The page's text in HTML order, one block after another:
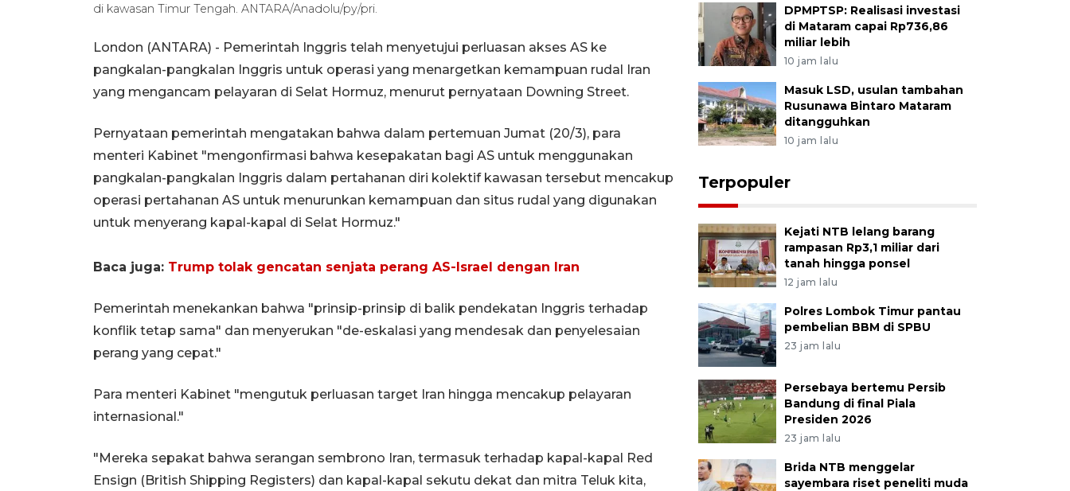
di kawasan Timur Tengah. ANTARA/Anadolu/py/pri.
London (ANTARA) - Pemerintah Inggris telah menyetujui perluasan akses AS ke
pangkalan-pangkalan Inggris untuk operasi yang menargetkan kemampuan rudal Iran
yang mengancam pelayaran di Selat Hormuz, menurut pernyataan Downing Street.
Pernyataan pemerintah mengatakan bahwa dalam pertemuan Jumat (20/3), para
menteri Kabinet "mengonfirmasi bahwa kesepakatan bagi AS untuk menggunakan
pangkalan-pangkalan Inggris dalam pertahanan diri kolektif kawasan tersebut mencakup
operasi pertahanan AS untuk menurunkan kemampuan dan situs rudal yang digunakan
untuk menyerang kapal-kapal di Selat Hormuz."
Baca juga: Trump tolak gencatan senjata perang AS-Israel dengan Iran
Pemerintah menekankan bahwa "prinsip-prinsip di balik pendekatan Inggris terhadap
konflik tetap sama" dan menyerukan "de-eskalasi yang mendesak dan penyelesaian
perang yang cepat."
Para menteri Kabinet "mengutuk perluasan target Iran hingga mencakup pelayaran
internasional."
"Mereka sepakat bahwa serangan sembrono Iran, termasuk terhadap kapal-kapal Red
Ensign (British Shipping Registers) dan kapal-kapal sekutu dekat dan mitra Teluk kita,
DPMPTSP: Realisasi investasi
di Mataram capai Rp736,86
miliar lebih
10 jam lalu
Masuk LSD, usulan tambahan
Rusunawa Bintaro Mataram
ditangguhkan
10 jam lalu
Terpopuler
Kejati NTB lelang barang
rampasan Rp3,1 miliar dari
tanah hingga ponsel
12 jam lalu
Polres Lombok Timur pantau
pembelian BBM di SPBU
23 jam lalu
Persebaya bertemu Persib
Bandung di final Piala
Presiden 2026
23 jam lalu
Brida NTB menggelar
sayembara riset peneliti muda